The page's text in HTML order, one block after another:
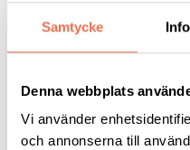
Samtycke
Denna webbplats
Vi använder
och annonserna till
Tid: Drop-in mellan kl.
Kostnad: Träffen är
passet.